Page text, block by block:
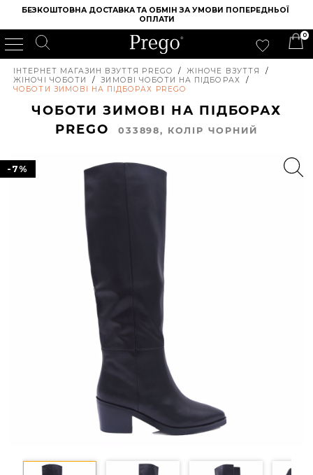
БЕЗКОШТОВНА ДОСТАВКА ТА ОБМІН ЗА УМОВИ ПОПЕРЕДНЬОЇ
ОПЛАТИ
0
ІНТЕРНЕТ МАГАЗИН ВЗУТТЯ PREGO / ЖІНОЧЕ ВЗУТТЯ
/
ЖІНОЧІ ЧОБОТИ
/ ЗИМОВІ ЧОБОТИ НА ПІДБОРАХ
/
ЧОБОТИ ЗИМОВІ НА ПІДБОРАХ PREGO
ЧОБОТИ ЗИМОВІ НА ПІДБОРАХ
PREGO033898, КОЛIР ЧОРНИЙ
-7%